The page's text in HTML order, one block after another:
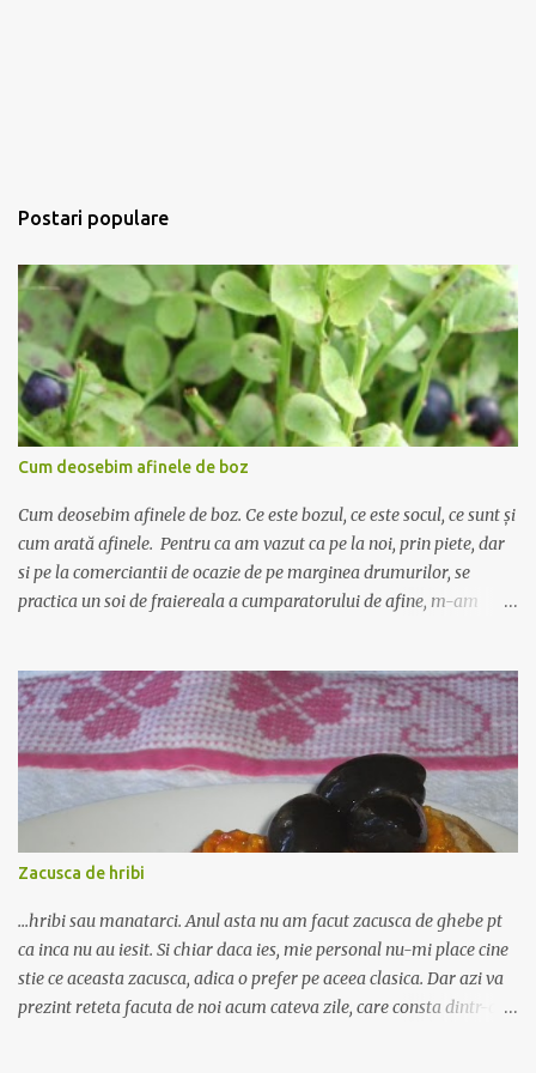
Postari populare
Cum deosebim afinele de boz
Cum deosebim afinele de boz. Ce este bozul, ce este socul, ce sunt și
cum arată afinele. Pentru ca am vazut ca pe la noi, prin piete, dar
si pe la comerciantii de ocazie de pe marginea drumurilor, se
practica un soi de fraiereala a cumparatorului de afine, m-am
bozul si socul, si pe care comerciantii le vand pe post de afine.
Afinul , sau coacazul negru, este un arbust mic cu frunze ovale, mici
- asta este foarte important! - iar fructul este rotund, de culoare
albastru inchis, cu gust dulce acrisor. Fructele nu cresc in manunchi
- alt aspect important! Se recolteaza din iulie pana in septembrie si
se foloseste in special ca diuretic, antibacterian si in diabet. Bozul
este inrudit cu socul, creste chiar si pe marginea drumurilor, are
doar ca mai inchise la culoare batand i...
Zacusca de hribi
...hribi sau manatarci. Anul asta nu am facut zacusca de ghebe pt
ca inca nu au iesit. Si chiar daca ies, mie personal nu-mi place cine
stie ce aceasta zacusca, adica o prefer pe aceea clasica. Dar azi va
prezint reteta facuta de noi acum cateva zile, care consta dintr-o